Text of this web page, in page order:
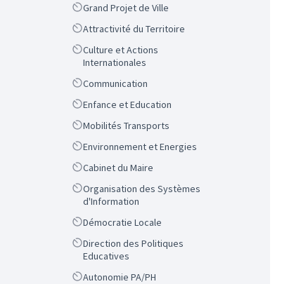
ScopeGrand Projet de Ville
ScopeAttractivité du Territoire
Scope
Culture et Actions
Internationales
ScopeCommunication
ScopeEnfance et Education
ScopeMobilités Transports
ScopeEnvironnement et Energies
ScopeCabinet du Maire
Scope
Organisation des Systèmes
d'Information
ScopeDémocratie Locale
Scope
Direction des Politiques
Educatives
ScopeAutonomie PA/PH